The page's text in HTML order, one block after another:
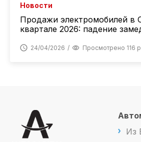
Новости
Продажи электромобилей в
квартале 2026: падение
24/04/2026 Просмотрено 116
Из